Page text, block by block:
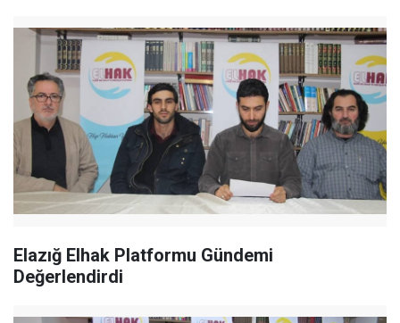
Elazığ Elhak Platformu Gündemi
Değerlendirdi